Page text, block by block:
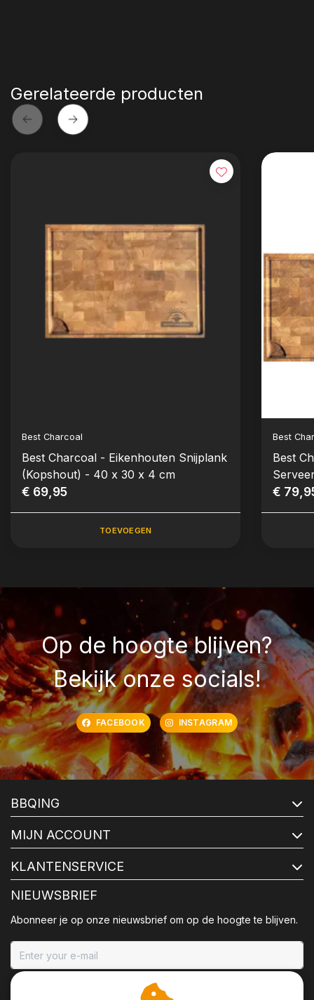
Gerelateerde producten
Best Charcoal
Best Charcoal - Eikenhouten Snijplank
(Kopshout) - 40 x 30 x 4 cm
€ 69,95
TOEVOEGEN
Best
Best
4 cm
€
Op de hoogte blijven?
Bekijk onze socials!
FACEBOOK INSTAGRAM
BBQING
MIJN ACCOUNT
KLANTENSERVICE
NIEUWSBRIEF
Abonneer je op onze nieuwsbrief om op de hoogte te blijven.